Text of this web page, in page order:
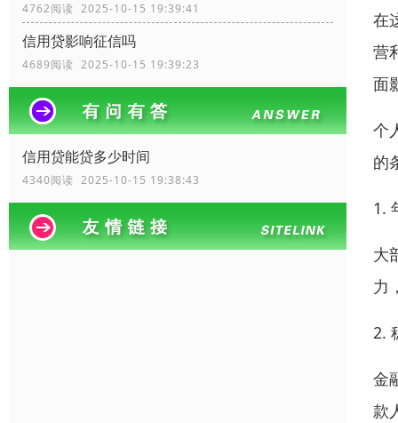
4762阅读 2025-10-15 19:39:41
信用贷影响征信吗
4689阅读 2025-10-15 19:39:23
信用贷能贷多少时间
4340阅读 2025-10-15 19:38:43
在
营
面
个
的
1.
大
力
2.
金
款